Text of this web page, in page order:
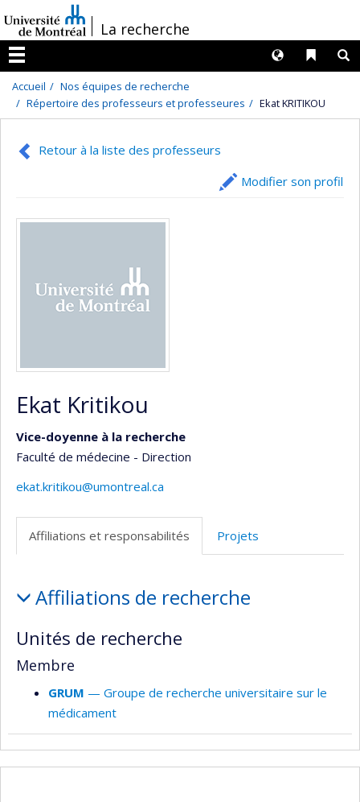
au
contenu
/La recherche
Menu
Liens
Langues
Accueil
Nos équipes de recherche
Répertoire des professeurs et professeures
Ekat KRITIKOU
Retour à la liste des professeurs
Modifier son profil
Ekat Kritikou
Vice-doyenne à la recherche
Faculté de médecine - Direction
ekat.kritikou@umontreal.ca
Affiliations et responsabilités Projets
et
responsabilités
Affiliations de recherche
Unités de recherche
Membre
GRUM — Groupe de recherche universitaire sur le
médicament